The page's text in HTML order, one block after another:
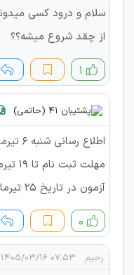
سلام و درود کسی
از چقد شروع میشه؟؟
۱
اطلاع رسانی شنبه 6 تیرماه 1405:
مهلت ثبت نام تا 19 تیرماه 1405 تمدید شد.
آزمون در تاریخ 25 تیرماه 1405 برگزار خواهد شد.
۰
رحیم ۰۷:۵۳ ۱۴۰۵/۰۳/۱۶